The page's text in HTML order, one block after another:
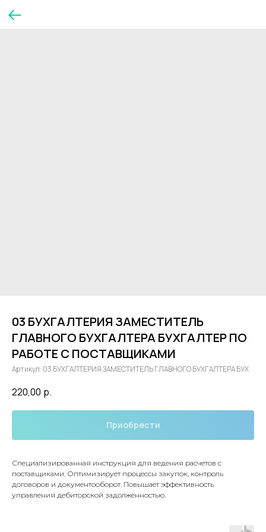
03 БУХГАЛТЕРИЯ ЗАМЕСТИТЕЛЬ
ГЛАВНОГО БУХГАЛТЕРА БУХГАЛТЕР ПО
РАБОТЕ С ПОСТАВЩИКАМИ
Артикул: 03 БУХГАЛТЕРИЯ ЗАМЕСТИТЕЛЬ ГЛАВНОГО БУХГАЛТЕРА БУХ
220,00 р.
Приобрести
Специализированная инструкция для ведения расчетов с
поставщиками. Оптимизирует процессы закупок, контроль
договоров и документооборот. Повышает эффективность
управления дебиторской задолженностью.